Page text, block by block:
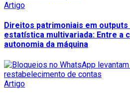
Artigo
Direitos patrimoniais em
estatística multivariada: Entre a
autonomia da máquina
Artigo